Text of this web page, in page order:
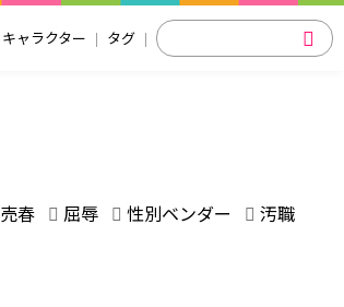
キャラクター タグ
売春 屈辱 性別ベンダー 汚職